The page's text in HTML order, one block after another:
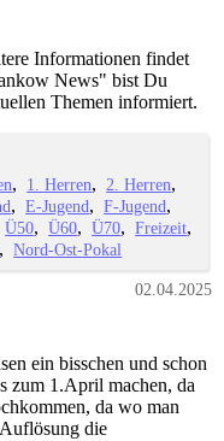
Informationen findet
News" bist Du
Themen informiert.
1. Herren
2. Herren
E-Jugend
F-Jugend
Ü50 Ü60 Ü70
Freizeit
Nord-Ost-Pokal
02.04.2025
ein bisschen und schon
zum 1.April machen, da
da wo man
die